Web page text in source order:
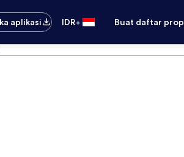
aplikasi
IDR• Buat daftar